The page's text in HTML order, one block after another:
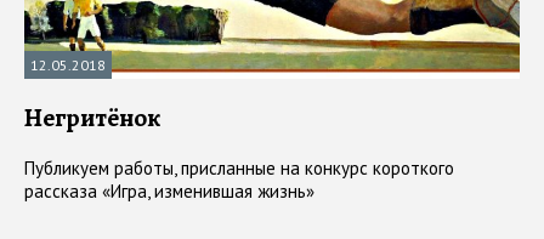
12.05.2018
Негритёнок
Публикуем работы, присланные на конкурс короткого
рассказа «Игра, изменившая жизнь»